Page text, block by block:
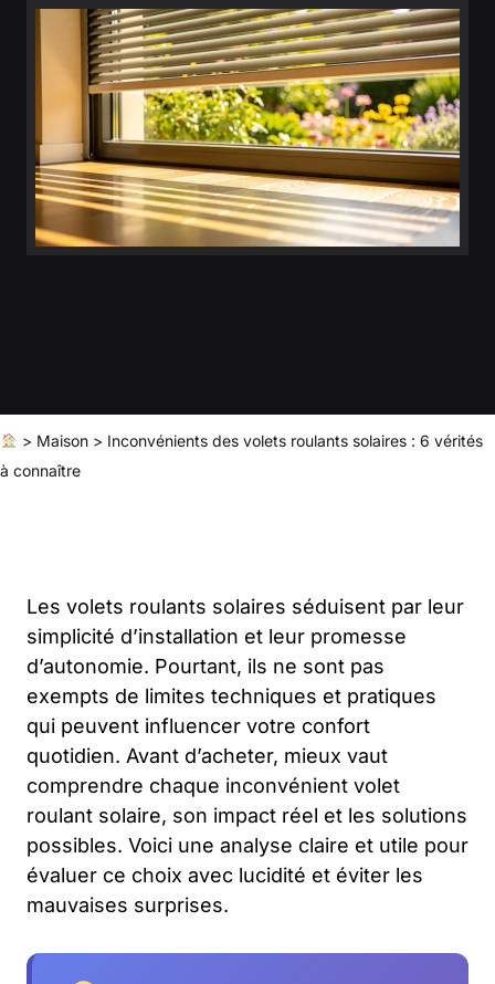
> Maison> Inconvénients des volets roulants solaires : 6 vérités
à connaître
Les volets roulants solaires séduisent par leur
simplicité d’installation et leur promesse
d’autonomie. Pourtant, ils ne sont pas
exempts de limites techniques et pratiques
qui peuvent influencer votre confort
quotidien. Avant d’acheter, mieux vaut
comprendre chaque inconvénient volet
roulant solaire, son impact réel et les solutions
possibles. Voici une analyse claire et utile pour
évaluer ce choix avec lucidité et éviter les
mauvaises surprises.